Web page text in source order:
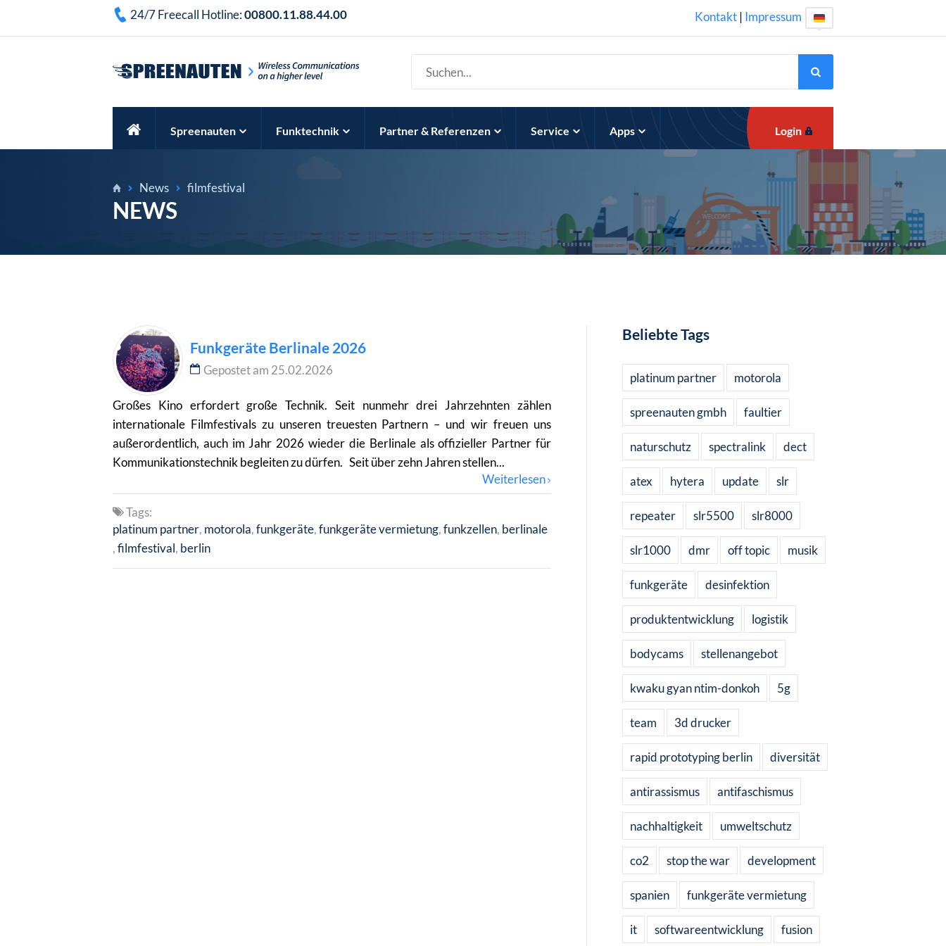
24/7 Freecall Hotline:00800.11.88.44.00 Kontakt | Impressum
Spreenauten Funktechnik Partner & Referenzen Service Apps Login
News filmfestival
NEWS
Funkgeräte Berlinale 2026
Gepostet am 25.02.2026
Großes Kino erfordert große Technik. Seit nunmehr drei Jahrzehnten zählen
internationale Filmfestivals zu unseren treuesten Partnern – und wir freuen uns
außerordentlich, auch im Jahr 2026 wieder die Berlinale als offizieller Partner für
Kommunikationstechnik begleiten zu dürfen. Seit über zehn Jahren stellen...
Weiterlesen
Tags:
platinum partner motorola funkgeräte funkgeräte vermietung funkzellen berlinale
filmfestival berlin
Beliebte Tags
platinum partner motorola
spreenauten gmbh faultier
naturschutz spectralink dect
atex hytera update slr
repeater slr5500 slr8000
slr1000 dmr off topic musik
funkgeräte desinfektion
produktentwicklung logistik
bodycams stellenangebot
kwaku gyan ntim-donkoh 5g
team 3d drucker
rapid prototyping berlin diversität
antirassismus antifaschismus
nachhaltigkeit umweltschutz
co2 stop the war development
spanien funkgeräte vermietung
it softwareentwicklung fusion